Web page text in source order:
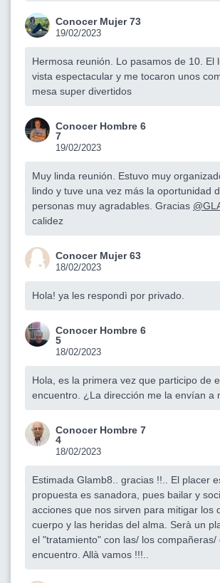
Conocer Mujer 73
19/02/2023
Hermosa reunión. Lo pasamos de 10. El
vista espectacular y me tocaron unos
mesa super divertidos
Conocer Hombre 6
7
19/02/2023
Muy linda reunión. Estuvo muy
lindo y tuve una vez más la oportunidad
personas muy agradables. Gracias
calidez
Conocer Mujer 63
18/02/2023
Hola! ya les respondì por privado.
Conocer Hombre 6
5
18/02/2023
Hola, es la primera vez que participo de
encuentro. ¿La dirección me la envían a
Conocer Hombre 7
4
18/02/2023
Estimada Glamb8.. gracias !!.. El placer
propuesta es sanadora, pues bailar y
acciones que nos sirven para mitigar los
cuerpo y las heridas del alma. Serà un
el "tratamiento" con las/ los compañeras/
encuentro. Allà vamos !!!..